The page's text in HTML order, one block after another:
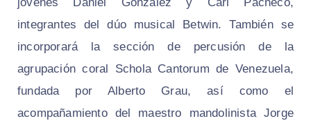
integrantes del dúo musical Betwin. También se
incorporará la sección de percusión de la
agrupación coral Schola Cantorum de Venezuela,
fundada por Alberto Grau, así como el
acompañamiento del maestro mandolinista Jorge